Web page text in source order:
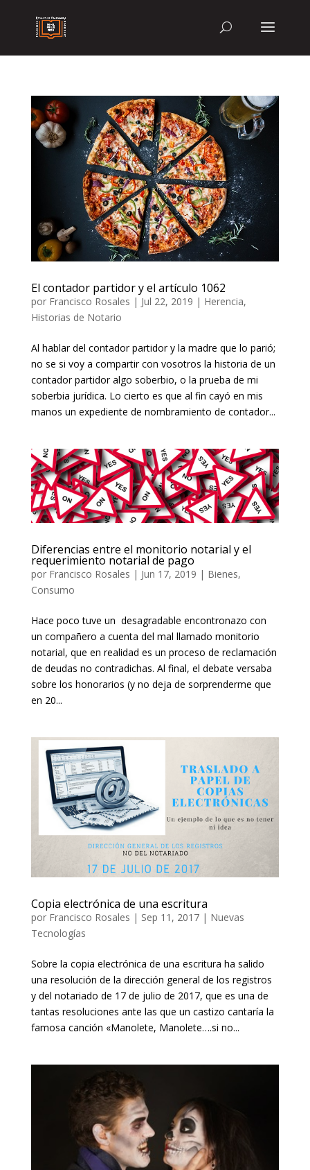
El contador partidor y el artículo 1062
por Francisco Rosales | Jul 22, 2019 | Herencia,
Historias de Notario
Al hablar del contador partidor y la madre que lo parió;
no se si voy a compartir con vosotros la historia de un
contador partidor algo soberbio, o la prueba de mi
soberbia jurídica. Lo cierto es que al fin cayó en mis
manos un expediente de nombramiento de contador...
Diferencias entre el monitorio notarial y el
requerimiento notarial de pago
por Francisco Rosales | Jun 17, 2019 | Bienes,
Consumo
Hace poco tuve un desagradable encontronazo con
un compañero a cuenta del mal llamado monitorio
notarial, que en realidad es un proceso de reclamación
de deudas no contradichas. Al final, el debate versaba
sobre los honorarios (y no deja de sorprenderme que
en 20...
Copia electrónica de una escritura
por Francisco Rosales | Sep 11, 2017| Nuevas
Tecnologías
Sobre la copia electrónica de una escritura ha salido
una resolución de la dirección general de los registros
y del notariado de 17 de julio de 2017, que es una de
tantas resoluciones ante las que un castizo cantaría la
famosa canción «Manolete, Manolete….si no...